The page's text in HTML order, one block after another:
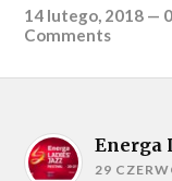
14 lutego, 2018 — 0
Comments
Energa
29